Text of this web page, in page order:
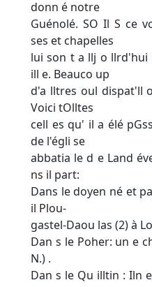
donn é notre
Guénolé. SO Il S ce
ses et chapelles
lui son t a llj o llrd'hui
ill e. Beauco up
d'a lltres oul dispat'll
Voici tOlltes
cell es qu' il a élé
de l'égli se
abbatia le d e Land
ns il part:
Dans le doyen né et
il Plou-
gastel-Daou las (2) à
Dan s le Poher: un e
N.) .
Dan s le Qu illtin : Iln